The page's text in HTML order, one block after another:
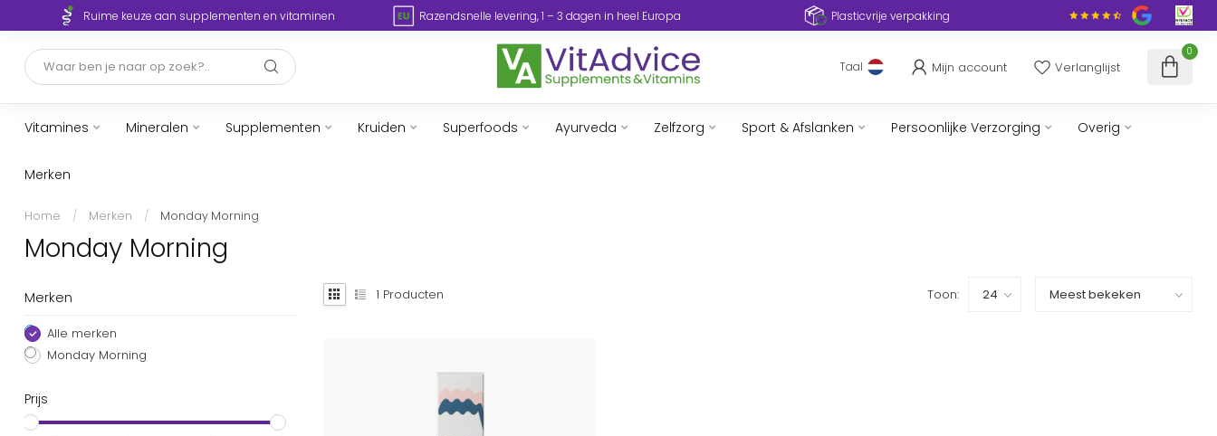
Ruime keuze aan supplementen en vitaminen Razendsnelle levering, 1 – 3 dagen in heel Europa Plasticvrije verpakking
Taal Mijn account Verlanglijst
0
Vitamines Mineralen Supplementen Kruiden Superfoods Ayurveda Zelfzorg Sport & Afslanken Persoonlijke Verzorging Overig
Merken
Home / Merken / Monday Morning
Monday Morning
Merken
Alle merken
Monday Morning
Prijs
1 Producten Toon: